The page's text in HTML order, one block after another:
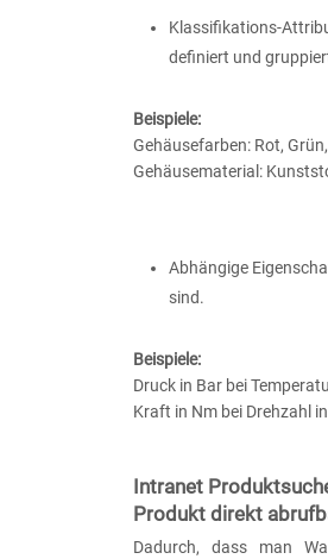
Klassifikations-
definiert und
Beispiele:
Gehäusefarben: Rot,
Gehäusematerial:
Abhängige
sind.
Beispiele:
Druck in Bar bei
Kraft in Nm bei Drehzahl
Intranet
Produkt direkt
Dadurch, dass man